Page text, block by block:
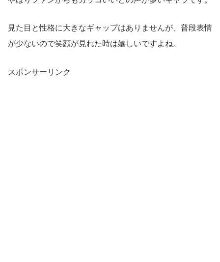
見た目と性格に大きなギャップはありませんが、普段表情
が少ないので笑顔が見れた時は嬉しいですよね。
スポンサーリンク